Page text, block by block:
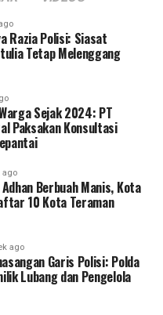
pertama maternal,
rujukan cepat (
UNG Desa
posisi strategis kader
masyarakat
ibu hamil dan
kami ingin
memiliki
di tengah situasi
secara efektif
Razia Polisi: Siasat
Tetap Melenggang
Sejak 2024: PT
Paksakan Konsultasi
ago
Berbuah Manis, Kota
10 Kota Teraman
ago
Garis Polisi: Polda
Lubang dan Pengelola